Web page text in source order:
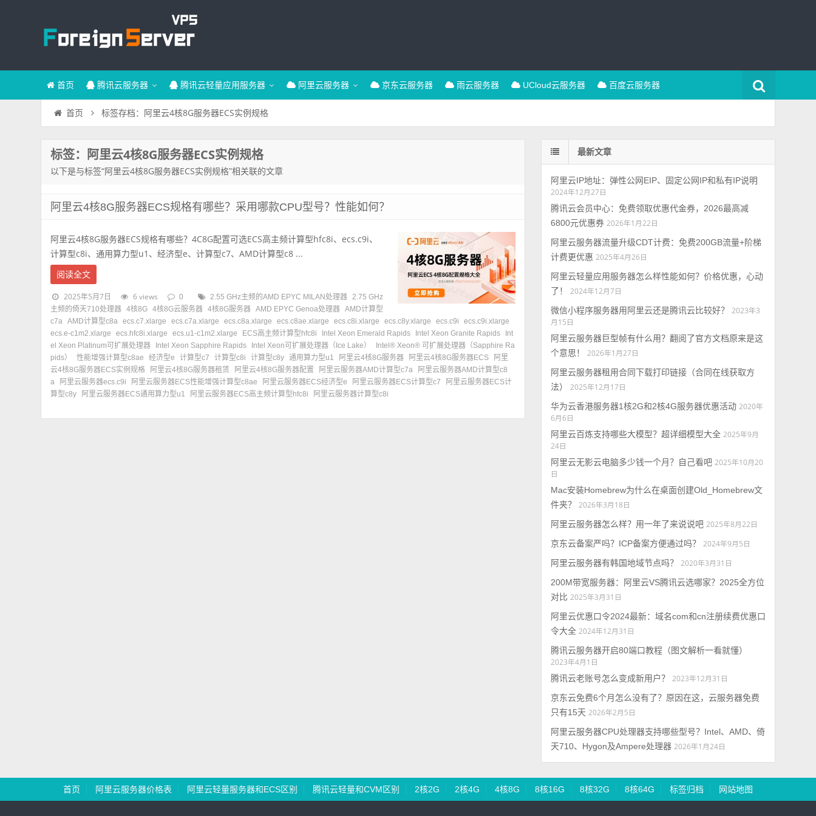
首页 腾讯云服务器 腾讯云轻量应用服务器 阿里云服务器 京东云服务器 雨云服务器 UCloud云服务器 百度云服务器
首页 标签存档：阿里云4核8G服务器ECS实例规格
标签：阿里云4核8G服务器ECS实例规格
以下是与标签“阿里云4核8G服务器ECS实例规格”相关联的文章
阿里云4核8G服务器ECS规格有哪些？采用哪款CPU型号？性能如何？
阿里云4核8G服务器ECS规格有哪些？4C8G配置可选ECS高主频计算型hfc8i、ecs.c9i、
计算型c8i、通用算力型u1、经济型e、计算型c7、AMD计算型c8 ...
阅读全文
2025年5月7日 6 views 0 2.55 GHz主频的AMD EPYC MILAN处理器 2.75 GHz
主频的倚天710处理器 4核8G 4核8G云服务器 4核8G服务器 AMD EPYC Genoa处理器 AMD计算型
c7a AMD计算型c8a ecs.c7.xlarge ecs.c7a.xlarge ecs.c8a.xlarge ecs.c8ae.xlarge ecs.c8i.xlarge ecs.c8y.xlarge ecs.c9i
ecs.c9i.xlarge
ecs.e-c1m2.xlarge
ecs.hfc8i.xlarge ecs.u1-c1m2.xlarge ECS高主频计算型hfc8i Intel Xeon Emerald Rapids Intel Xeon Granite Rapids
Int
el Xeon Platinum可扩展处理器
Intel Xeon Sapphire Rapids Intel Xeon可扩展处理器（Ice Lake）
Intel® Xeon® 可扩展处理器（Sapphire Ra
pids）
性能增强计算型c8ae 经济型e 计算型c7 计算型c8i 计算型c8y 通用算力型u1 阿里云4核8G服务器 阿里云4核8G服务器ECS
阿里
云4核8G服务器ECS实例规格
阿里云4核8G服务器租赁 阿里云4核8G服务器配置 阿里云服务器AMD计算型c7a
阿里云服务器AMD计算型c8
a
阿里云服务器ecs.c9i 阿里云服务器ECS性能增强计算型c8ae 阿里云服务器ECS经济型e 阿里云服务器ECS计算型c7
阿里云服务器ECS计
算型c8y
阿里云服务器ECS通用算力型u1 阿里云服务器ECS高主频计算型hfc8i 阿里云服务器计算型c8i
最新文章
阿里云IP地址：弹性公网EIP、固定公网IP和私有IP说明
2024年12月27日
腾讯云会员中心：免费领取优惠代金券，2026最高减
6800元优惠券 2026年1月22日
阿里云服务器流量升级CDT计费：免费200GB流量+阶梯
计费更优惠 2025年4月26日
阿里云轻量应用服务器怎么样性能如何？价格优惠，心动
了！
2024年12月7日
微信小程序服务器用阿里云还是腾讯云比较好？
2023年3
月15日
阿里云服务器巨型帧有什么用？翻阅了官方文档原来是这
个意思！
2026年1月27日
阿里云服务器租用合同下载打印链接（合同在线获取方
法）
2025年12月17日
华为云香港服务器1核2G和2核4G服务器优惠活动 2020年
6月6日
阿里云百炼支持哪些大模型？超详细模型大全 2025年9月
24日
阿里云无影云电脑多少钱一个月？自己看吧 2025年10月20
日
Mac安装Homebrew为什么在桌面创建Old_Homebrew文
件夹？
2026年3月18日
阿里云服务器怎么样？用一年了来说说吧 2025年8月22日
京东云备案严吗？ICP备案方便通过吗？
2024年9月5日
阿里云服务器有韩国地域节点吗？
2020年3月31日
200M带宽服务器：阿里云VS腾讯云选哪家？2025全方位
对比 2025年3月31日
阿里云优惠口令2024最新：域名com和cn注册续费优惠口
令大全 2024年12月31日
腾讯云服务器开启80端口教程（图文解析一看就懂）
2023年4月1日
腾讯云老账号怎么变成新用户？
2023年12月31日
京东云免费6个月怎么没有了？原因在这，云服务器免费
只有15天 2026年2月5日
阿里云服务器CPU处理器支持哪些型号？Intel、AMD、倚
天710、Hygon及Ampere处理器 2026年1月24日
首页 阿里云服务器价格表 阿里云轻量服务器和ECS区别 腾讯云轻量和CVM区别 2核2G 2核4G 4核8G 8核16G 8核32G 8核64G 标签归档 网站地图